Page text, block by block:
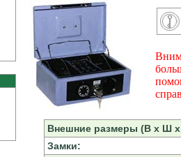
Внешние размеры (В х Ш
Замки: